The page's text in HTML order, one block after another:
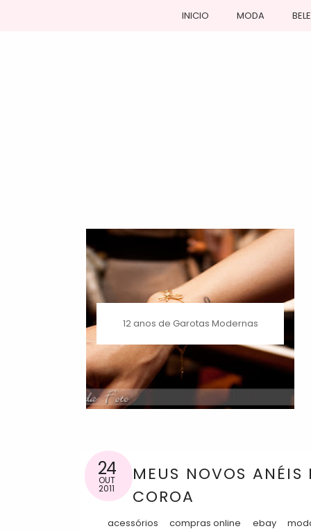
INICIO MODA
12 anos de Garotas Modernas
24
OUT
2011
MEUS NOVOS ANÉIS
COROA
acessórios compras online ebay